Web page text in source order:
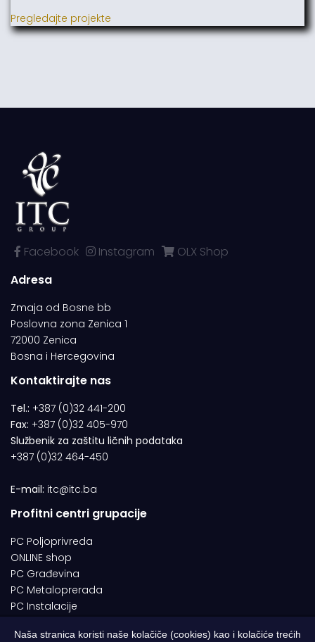
Pregledajte projekte
Facebook Instagram
OLX Shop
Adresa
Zmaja od Bosne bb
Poslovna zona Zenica 1
72000 Zenica
Bosna i Hercegovina
Kontaktirajte nas
Tel.: +387 (0)32 441-200
Fax: +387 (0)32 405-970
Službenik za zaštitu ličnih podataka
+387 (0)32 464-450
E-mail: itc@itc.ba
Profitni centri grupacije
PC Poljoprivreda
ONLINE shop
PC Građevina
PC Metaloprerada
PC Instalacije
Naša stranica koristi naše kolačiče (cookies) kao i kolačiće trećih